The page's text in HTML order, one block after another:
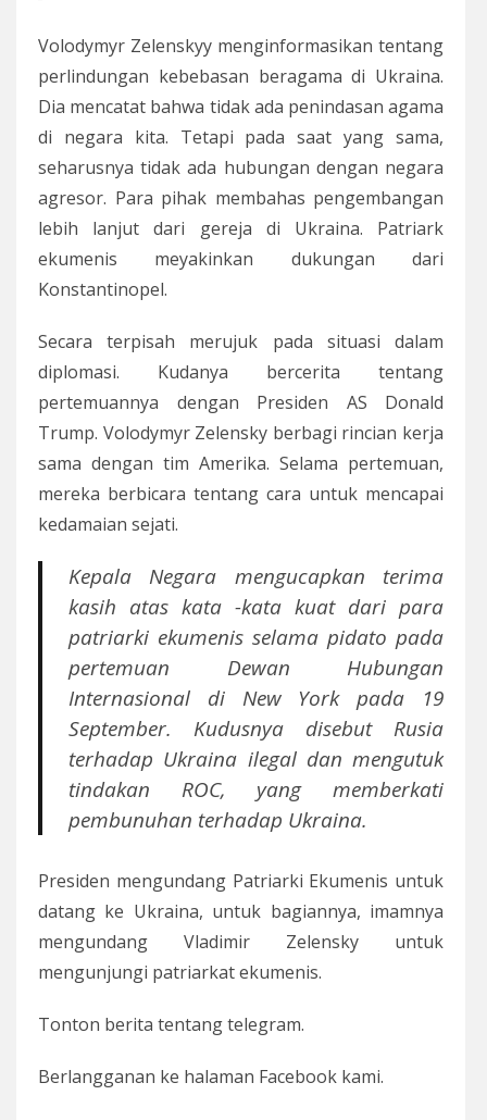
Volodymyr Zelenskyy menginformasikan tentang
perlindungan kebebasan beragama di Ukraina.
Dia mencatat bahwa tidak ada penindasan agama
di negara kita. Tetapi pada saat yang sama,
seharusnya tidak ada hubungan dengan negara
agresor. Para pihak membahas pengembangan
lebih lanjut dari gereja di Ukraina. Patriark
ekumenis meyakinkan dukungan dari
Konstantinopel.
Secara terpisah merujuk pada situasi dalam
diplomasi. Kudanya bercerita tentang
pertemuannya dengan Presiden AS Donald
Trump. Volodymyr Zelensky berbagi rincian kerja
sama dengan tim Amerika. Selama pertemuan,
mereka berbicara tentang cara untuk mencapai
kedamaian sejati.
Kepala Negara mengucapkan terima
kasih atas kata -kata kuat dari para
patriarki ekumenis selama pidato pada
pertemuan Dewan Hubungan
Internasional di New York pada 19
September. Kudusnya disebut Rusia
terhadap Ukraina ilegal dan mengutuk
tindakan ROC, yang memberkati
pembunuhan terhadap Ukraina.
Presiden mengundang Patriarki Ekumenis untuk
datang ke Ukraina, untuk bagiannya, imamnya
mengundang Vladimir Zelensky untuk
mengunjungi patriarkat ekumenis.
Tonton berita tentang telegram.
Berlangganan ke halaman Facebook kami.